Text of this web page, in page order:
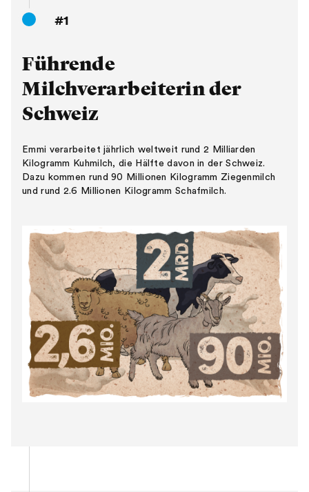
#1
Führende
Milchverarbeiterin der
Schweiz
Emmi verarbeitet jährlich weltweit rund 2 Milliarden
Kilogramm Kuhmilch, die Hälfte davon in der Schweiz.
Dazu kommen rund 90 Millionen Kilogramm Ziegenmilch
und rund 2.6 Millionen Kilogramm Schafmilch.